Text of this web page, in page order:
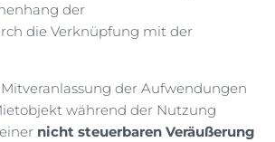
der
die Verknüpfung mit der
der Aufwendungen
während der Nutzung
nicht steuerbaren Veräußerung